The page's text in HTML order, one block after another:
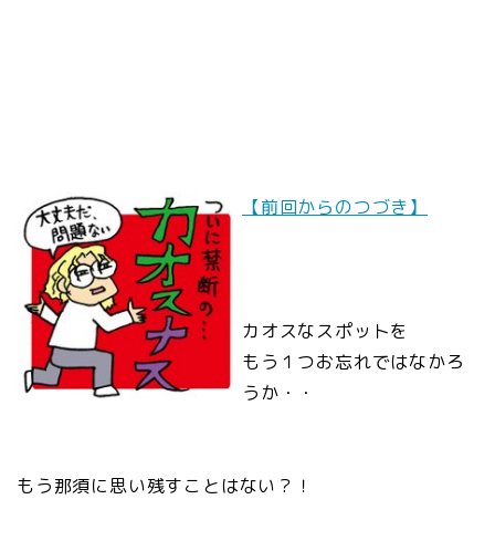
【前回からのつづき】
カオスなスポットを
もう１つお忘れではなかろ
うか・・
もう那須に思い残すことはない？！